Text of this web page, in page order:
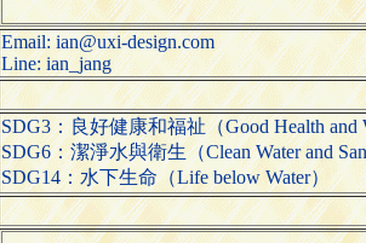
Email: ian@uxi-design.com
Line: ian_jang
SDG3：良好健康和福祉（Good Health and
SDG6：潔淨水與衛生（Clean Water and
SDG14：水下生命（Life below Water）